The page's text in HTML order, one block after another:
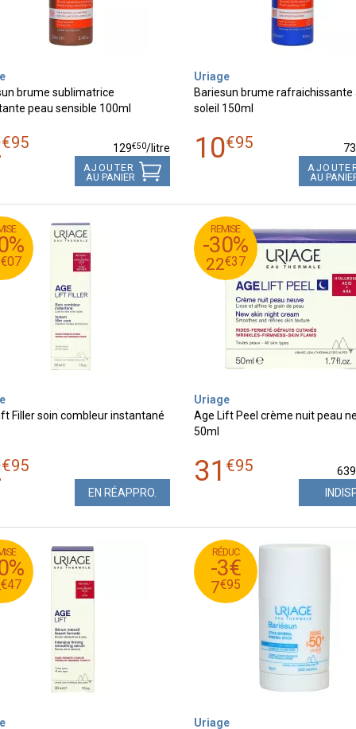
brume sublimatrice
peau sensible 100ml
€95 129€50/litre
AJOUTER
AU PANIER
Uriage
Bariesun brume rafraichissante
soleil 150ml
10€95 73
AU
€07
32
23
Filler soin combleur instantané
€95
EN RÉAPPRO.
REMISE
-30%
22€37
31
€
95
22
€
37
Uriage
Age Lift Peel crème nuit peau
50ml
31 €95 639
€47
34
24
RÉDUC
-3€
7€95
10
€
95
7
€
95
Uriage